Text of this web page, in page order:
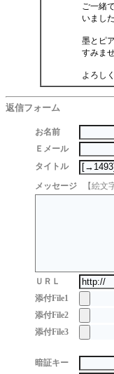
ご一緒
いまし
墨とピ
すみませ
よろし
返信フォーム
お名前
Ｅメール
タイトル
メッセージ
【絵文
ＵＲＬ
添付File1
添付File2
添付File3
暗証キー